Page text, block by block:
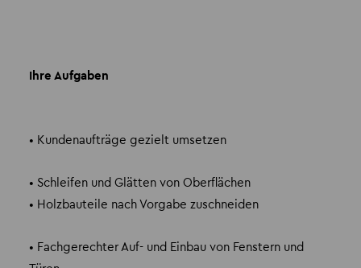
Ihre Aufgaben
• Kundenaufträge gezielt umsetzen
• Schleifen und Glätten von Oberflächen
• Holzbauteile nach Vorgabe zuschneiden
• Fachgerechter Auf- und Einbau von Fenstern und